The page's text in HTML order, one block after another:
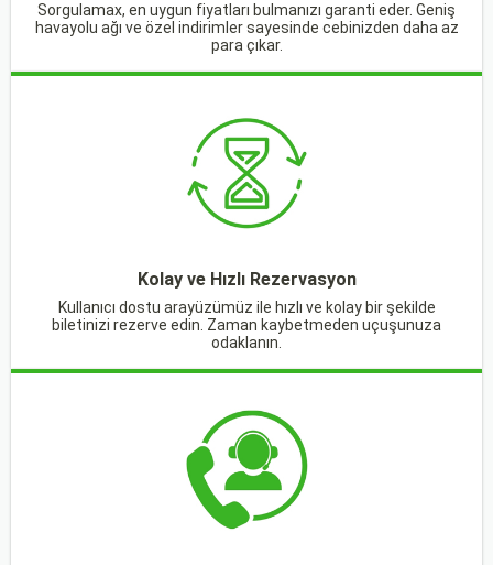
Sorgulamax, en uygun fiyatları bulmanızı garanti eder. Geniş
havayolu ağı ve özel indirimler sayesinde cebinizden daha az
para çıkar.
Kolay ve Hızlı Rezervasyon
Kullanıcı dostu arayüzümüz ile hızlı ve kolay bir şekilde
biletinizi rezerve edin. Zaman kaybetmeden uçuşunuza
odaklanın.